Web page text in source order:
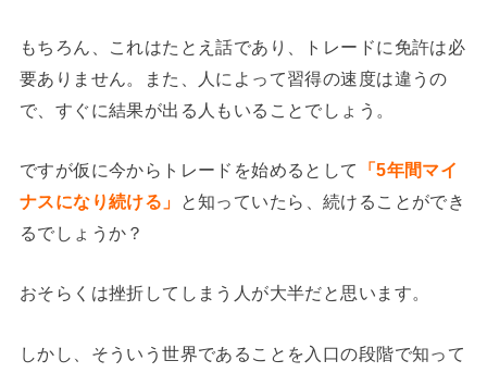
もちろん、これはたとえ話であり、トレードに免許は必
要ありません。また、人によって習得の速度は違うの
で、すぐに結果が出る人もいることでしょう。
ですが仮に今からトレードを始めるとして
「5年間マイ
ナスになり続ける」
と知っていたら、続けることができ
るでしょうか？
おそらくは挫折してしまう人が大半だと思います。
しかし、そういう世界であることを入口の段階で知って